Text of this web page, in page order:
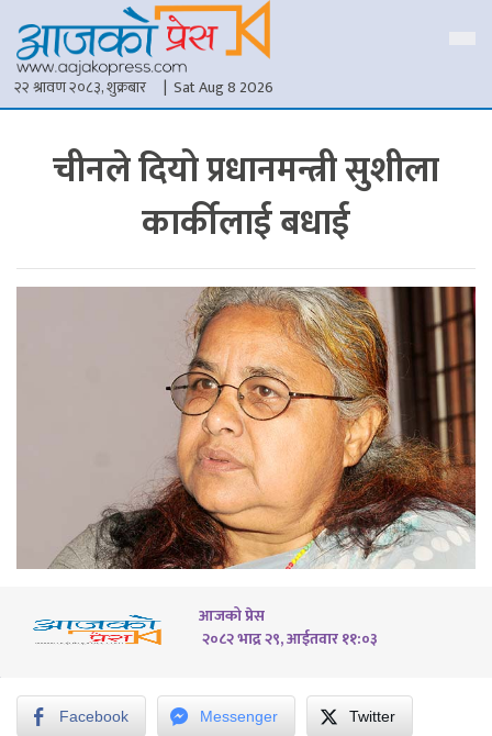
२२ श्रावण २०८३, शुक्रबार | Sat Aug 8 2026
चीनले दियो प्रधानमन्त्री सुशीला
कार्कीलाई बधाई
आजको प्रेस
२०८२ भाद्र २९, आईतवार ११:०३
Facebook Messenger Twitter